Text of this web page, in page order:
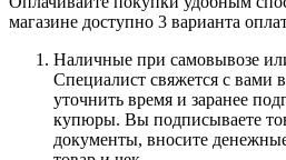
магазине доступно 3 варианта
Наличные при самовывозе
Специалист свяжется с вами
уточнить время и заранее
купюры. Вы подписываете
документы, вносите